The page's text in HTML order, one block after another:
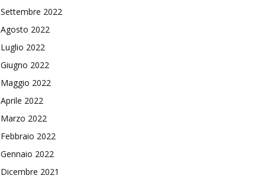
Settembre 2022
Agosto 2022
Luglio 2022
Giugno 2022
Maggio 2022
Aprile 2022
Marzo 2022
Febbraio 2022
Gennaio 2022
Dicembre 2021